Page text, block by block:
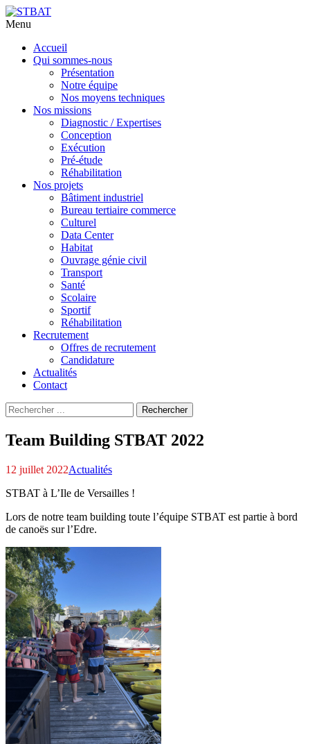
Menu
contenu
Accueil
Qui sommes-nous
Présentation
Notre équipe
Nos moyens techniques
Nos missions
Diagnostic / Expertises
Conception
Exécution
Pré-étude
Réhabilitation
Nos projets
Bâtiment industriel
Bureau tertiaire commerce
Culturel
Data Center
Habitat
Ouvrage génie civil
Transport
Santé
Scolaire
Sportif
Réhabilitation
Recrutement
Offres de recrutement
Candidature
Actualités
Contact
Recherche
pour
:
Rechercher
Team Building STBAT 2022
12 juillet 2022Actualités
STBAT à L’Ile de Versailles !
Lors de notre team building toute l’équipe STBAT est partie à bord
de canoës sur l’Edre.